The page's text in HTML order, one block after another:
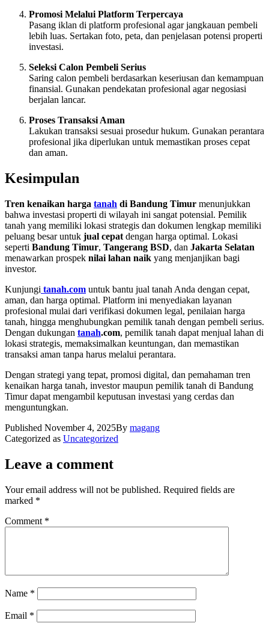
Promosi Melalui Platform Terpercaya
Pasang iklan di platform profesional agar jangkauan pembeli
lebih luas. Sertakan foto, peta, dan penjelasan potensi properti
investasi.
Seleksi Calon Pembeli Serius
Saring calon pembeli berdasarkan keseriusan dan kemampuan
finansial. Gunakan pendekatan profesional agar negosiasi
berjalan lancar.
Proses Transaksi Aman
Lakukan transaksi sesuai prosedur hukum. Gunakan perantara
profesional jika diperlukan untuk memastikan proses cepat
dan aman.
Kesimpulan
Tren kenaikan harga tanah di Bandung Timur menunjukkan
bahwa investasi properti di wilayah ini sangat potensial. Pemilik
tanah yang memiliki lokasi strategis dan dokumen lengkap memiliki
peluang besar untuk jual cepat dengan harga optimal. Lokasi
seperti Bandung Timur, Tangerang BSD, dan Jakarta Selatan
menawarkan prospek nilai lahan naik yang menjanjikan bagi
investor.
Kunjungi tanah.com untuk bantu jual tanah Anda dengan cepat,
aman, dan harga optimal. Platform ini menyediakan layanan
profesional mulai dari verifikasi dokumen legal, penilaian harga
tanah, hingga menghubungkan pemilik tanah dengan pembeli serius.
Dengan dukungan tanah.com, pemilik tanah dapat menjual lahan di
lokasi strategis, memaksimalkan keuntungan, dan memastikan
transaksi aman tanpa harus melalui perantara.
Dengan strategi yang tepat, promosi digital, dan pemahaman tren
kenaikan harga tanah, investor maupun pemilik tanah di Bandung
Timur dapat mengambil keputusan investasi yang cerdas dan
menguntungkan.
Published November 4, 2025By magang
Categorized as Uncategorized
Leave a comment
Your email address will not be published. Required fields are
marked *
Comment *
Name *
Email *